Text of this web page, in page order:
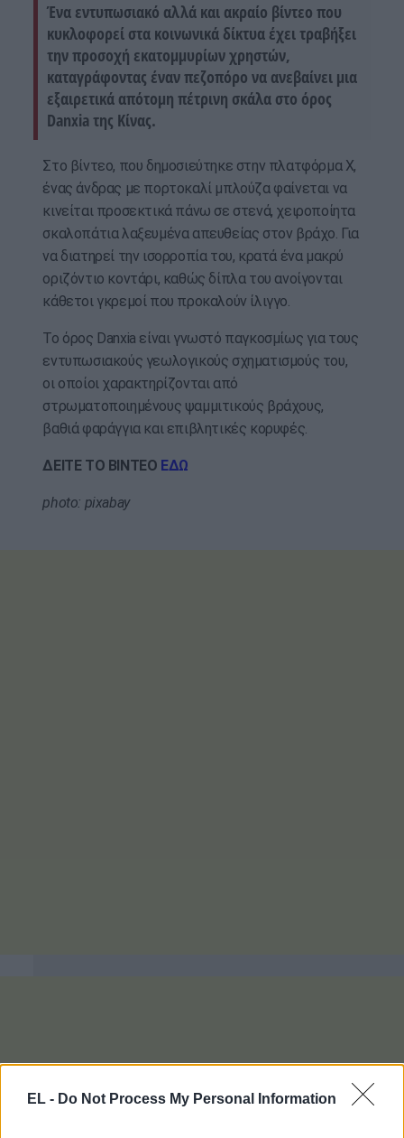
EL - Do Not Process My Personal Information
Ένα εντυπωσιακό αλλά και ακραίο βίντεο που
κυκλοφορεί στα κοινωνικά δίκτυα έχει τραβήξει
την προσοχή εκατομμυρίων χρηστών,
καταγράφοντας έναν πεζοπόρο να ανεβαίνει μια
εξαιρετικά απότομη πέτρινη σκάλα στο όρος
Danxia της Κίνας.
Στο βίντεο, που δημοσιεύτηκε στην πλατφόρμα X,
ένας άνδρας με πορτοκαλί μπλούζα φαίνεται να
κινείται προσεκτικά πάνω σε στενά, χειροποίητα
σκαλοπάτια λαξευμένα απευθείας στον βράχο. Για
να διατηρεί την ισορροπία του, κρατά ένα μακρύ
οριζόντιο κοντάρι, καθώς δίπλα του ανοίγονται
κάθετοι γκρεμοί που προκαλούν ίλιγγο.
Το όρος Danxia είναι γνωστό παγκοσμίως για τους
εντυπωσιακούς γεωλογικούς σχηματισμούς του,
οι οποίοι χαρακτηρίζονται από
στρωματοποιημένους ψαμμιτικούς βράχους,
βαθιά φαράγγια και επιβλητικές κορυφές.
ΔΕΙΤΕ ΤΟ ΒΙΝΤΕΟ ΕΔΩ
photo: pixabay